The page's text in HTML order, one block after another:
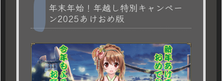
年末年始！年越し特別キャンペー
ン2025あけおめ版